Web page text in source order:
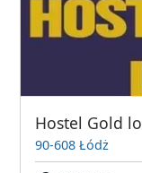
Hostel Gold
90-608 Łódż